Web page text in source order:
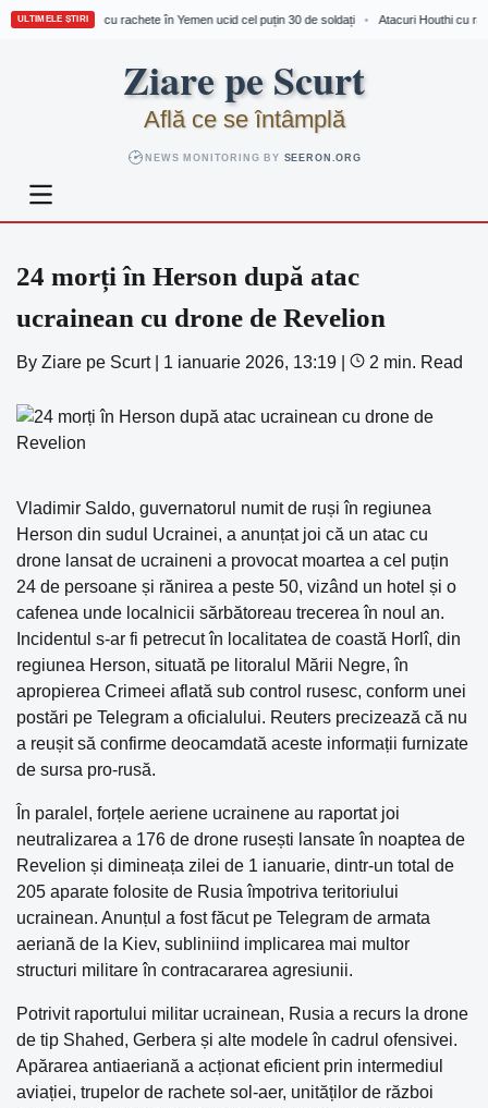
ULTIMELE ȘTIRI
Atacuri Houthi cu rachete în Yemen ucid cel puțin 30 de soldați Atacuri Houthi cu
Ziare pe Scurt
Află ce se întâmplă
NEWS MONITORING BY SEERON.ORG
24 morți în Herson după atac
ucrainean cu drone de Revelion
By Ziare pe Scurt 1 ianuarie 2026, 13:19 2 min. Read
Vladimir Saldo, guvernatorul numit de ruși în regiunea
Herson din sudul Ucrainei, a anunțat joi că un atac cu
drone lansat de ucraineni a provocat moartea a cel puțin
24 de persoane și rănirea a peste 50, vizând un hotel și o
cafenea unde localnicii sărbătoreau trecerea în noul an.
Incidentul s-ar fi petrecut în localitatea de coastă Horlî, din
regiunea Herson, situată pe litoralul Mării Negre, în
apropierea Crimeei aflată sub control rusesc, conform unei
postări pe Telegram a oficialului. Reuters precizează că nu
a reușit să confirme deocamdată aceste informații furnizate
de sursa pro-rusă.
În paralel, forțele aeriene ucrainene au raportat joi
neutralizarea a 176 de drone rusești lansate în noaptea de
Revelion și dimineața zilei de 1 ianuarie, dintr-un total de
205 aparate folosite de Rusia împotriva teritoriului
ucrainean. Anunțul a fost făcut pe Telegram de armata
aeriană de la Kiev, subliniind implicarea mai multor
structuri militare în contracararea agresiunii.
Potrivit raportului militar ucrainean, Rusia a recurs la drone
de tip Shahed, Gerbera și alte modele în cadrul ofensivei.
Apărarea antiaeriană a acționat eficient prin intermediul
aviației, trupelor de rachete sol-aer, unităților de război